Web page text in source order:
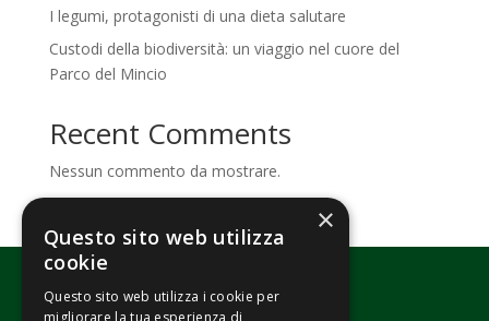
I legumi, protagonisti di una dieta salutare
Custodi della biodiversità: un viaggio nel cuore del
Parco del Mincio
Recent Comments
Nessun commento da mostrare.
×
Questo sito web utilizza
cookie
Questo sito web utilizza i cookie per
migliorare la tua esperienza di